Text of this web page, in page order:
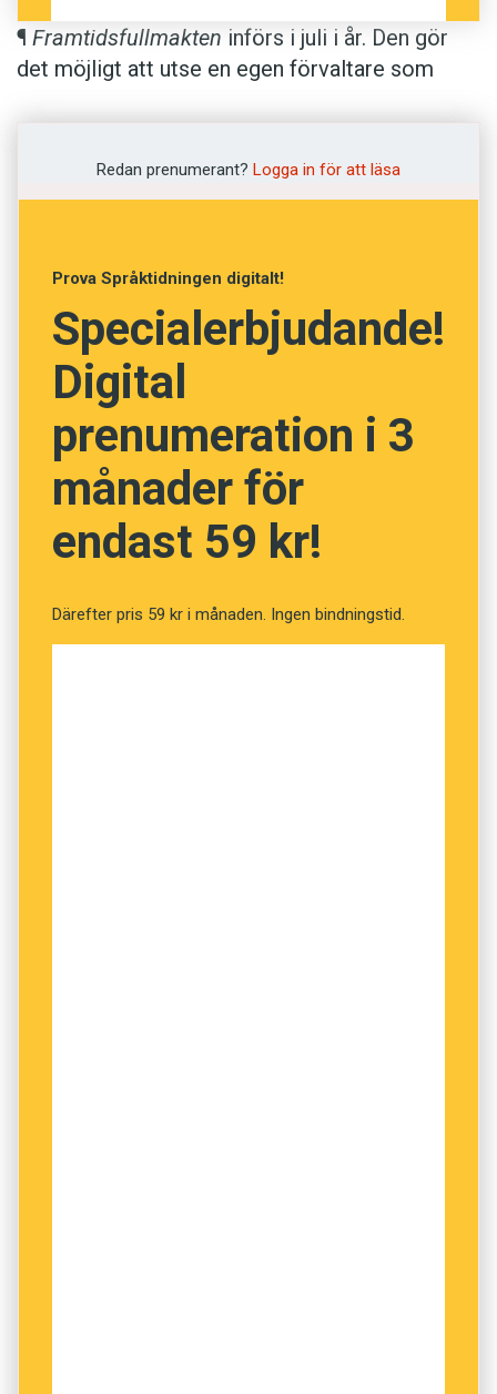
¶ Framtidsfullmakten införs i juli i år. Den gör
det möjligt att utse en egen förvaltare som
framtidsfullmakter bygger på att du själv ska
Redan prenumerant? Logga in för att läsa
Prova Språktidningen digitalt!
Specialerbjudande!
Digital
prenumeration i 3
månader för
endast 59 kr!
Därefter pris 59 kr i månaden. Ingen bindningstid.